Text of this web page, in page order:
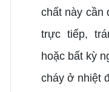
chất này cần
trực tiếp,
hoặc bất kỳ
cháy ở nhiệt